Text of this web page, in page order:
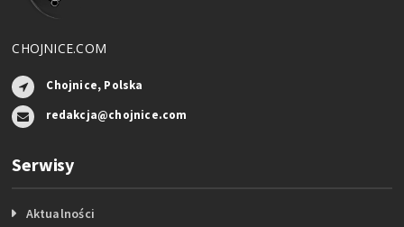
CHOJNICE.COM
Chojnice, Polska
redakcja@chojnice.com
Serwisy
Aktualności